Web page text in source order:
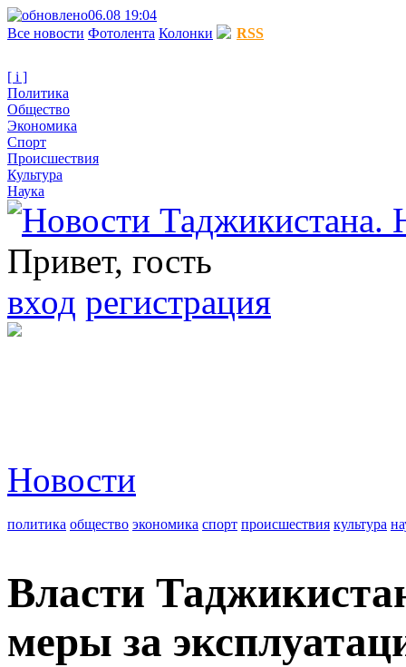
06.08 19:04
Все новости Фотолента Колонки RSS
[ i ]
Политика
Общество
Экономика
Спорт
Происшествия
Культура
Наука
Привет, гость
вход регистрация
Новости
политика общество экономика спорт происшествия культура
Власти
меры за